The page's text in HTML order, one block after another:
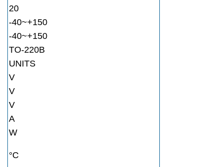
20
-40~+150
-40~+150
TO-220B
UNITS
V
V
V
A
W
°C